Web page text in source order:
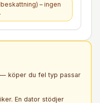
– ingen
köper du fel typ passar
En dator stödjer